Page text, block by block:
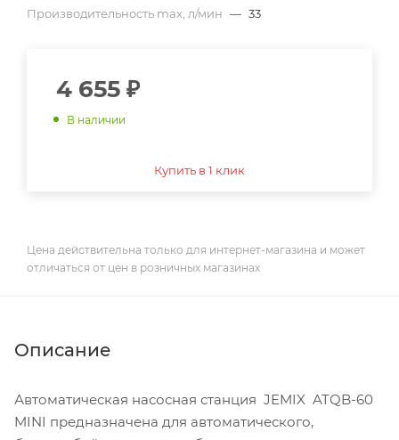
Производительность max, л/мин — 33
4 655 ₽
В наличии
Купить в 1 клик
Цена действительна только для интернет-магазина и может
отличаться от цен в розничных магазинах
Описание
Автоматическая насосная станция JEMIX ATQB-60
MINI предназначена для автоматического,